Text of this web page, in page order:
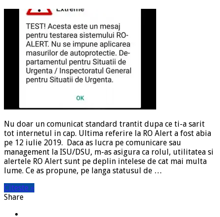
Nu doar un comunicat standard trantit dupa ce ti-a sarit
tot internetul in cap. Ultima referire la RO Alert a fost abia
pe 12 iulie 2019. Daca as lucra pe comunicare sau
management la ISU/DSU, m-as asigura ca rolul, utilitatea si
alertele RO Alert sunt pe deplin intelese de cat mai multa
lume. Ce as propune, pe langa statusul de …
Citeste »
Share